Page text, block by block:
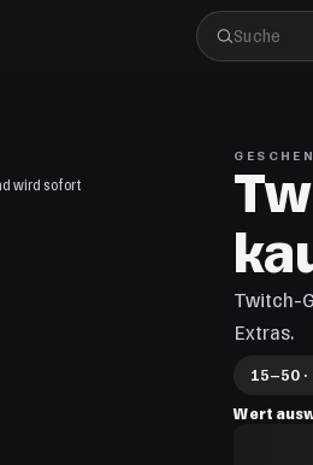
wird sofort
Twitch-
Extras.
15–50 ·
Wert